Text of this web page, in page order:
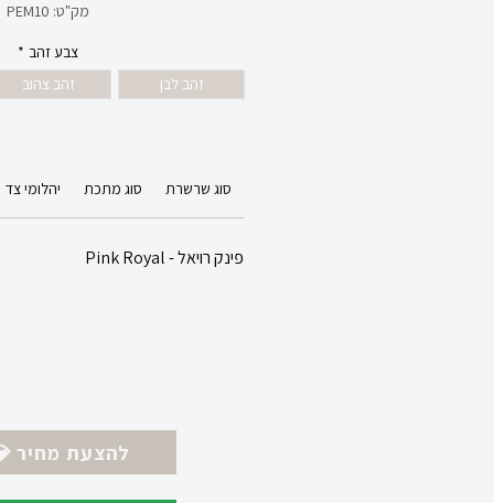
מק"ט: PEM10
צבע זהב *
זהב לבן
זהב צהוב
יהלומי צד סוג מתכת סוג שרשרת
פינק רויאל - Pink Royal
💎 להצעת מחיר